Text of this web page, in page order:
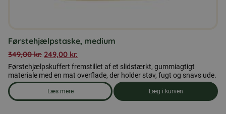
Førstehjælpstaske, medium
349,00kr. 249,00 kr.
Førstehjælpskuffert fremstillet af et slidstærkt, gummiagtigt
materiale med en mat overflade, der holder støv, fugt og snavs ude.
Læs mere
om produkten Førstehjælpstaske, medium
Læg i kurven